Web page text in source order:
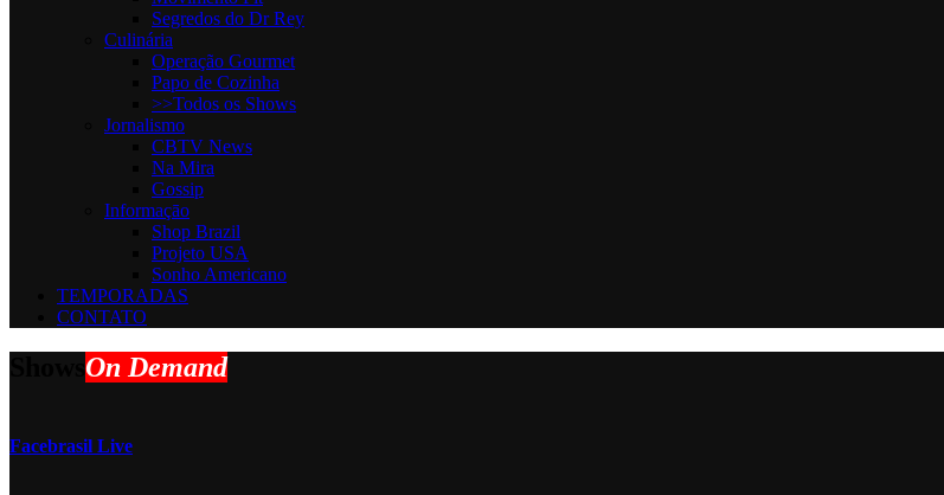
Segredos do Dr Rey
Culinária
Operação Gourmet
Papo de Cozinha
>>Todos os Shows
Jornalismo
CBTV News
Na Mira
Gossip
Informaçāo
Shop Brazil
Projeto USA
Sonho Americano
TEMPORADAS
CONTATO
On Demand
Facebrasil Live